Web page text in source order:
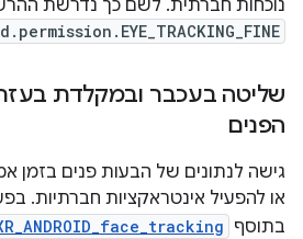
נוכחות חברתית. לשם כך נדרשת
שליטה בעכבר ובמקלדת
הפנים
גישה לנתונים של הבעות פנים בזמן
או להפעיל אינטראקציות חברתיות.
בתוסף